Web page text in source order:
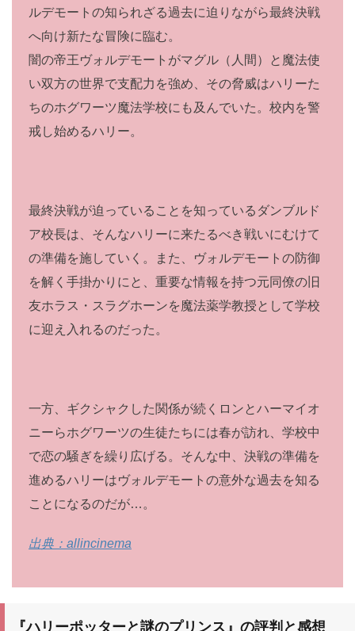
ルデモートの知られざる過去に迫りながら最終決戦
へ向け新たな冒険に臨む。
闇の帝王ヴォルデモートがマグル（人間）
と魔法使
い双方の世界で支配力を強め、その脅威はハリーた
ちのホグワーツ魔法学校にも及んでいた。校内を警
戒し始めるハリー。
最終決戦が迫っていることを知っているダンブルド
ア校長は、そんなハリーに来たるべき戦いにむけて
の準備を施していく。また、ヴォルデモートの防御
を解く手掛かりにと、重要な情報を持つ元同僚の旧
友ホラス・スラグホーンを魔法薬学教授として学校
に迎え入れるのだった。
一方、ギクシャクした関係が続くロンとハーマイオ
ニーらホグワーツの生徒たちには春が訪れ、学校中
で恋の騒ぎを繰り広げる。そんな中、決戦の準備を
進めるハリーはヴォルデモートの意外な過去を知る
ことになるのだが…。
出典：allincinema
『ハリーポッターと謎のプリンス』 の評判と感想